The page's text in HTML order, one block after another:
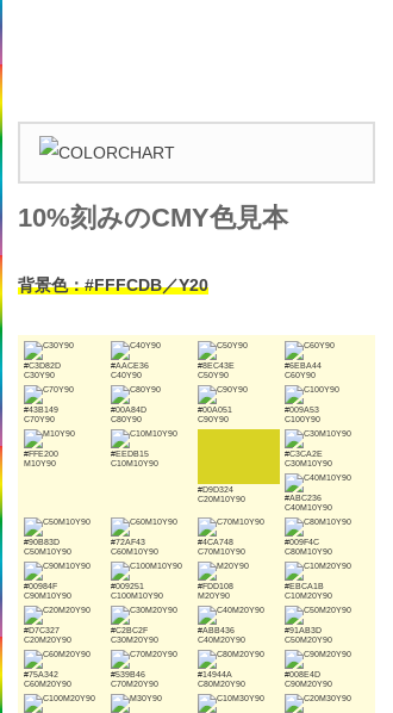
10%刻みのCMY色見本
背景色：#FFFCDB／Y20
#C3D82D
C30Y90
#AACE36
C40Y90
#8EC43E
C50Y90
#6EBA44
C60Y90
#43B149
C70Y90
#00A84D
C80Y90
#00A051
C90Y90
#009A53
C100Y90
#FFE200
M10Y90
#EEDB15
C10M10Y90
#D9D324
C20M10Y90
#C3CA2E
C30M10Y90
#ABC236
C40M10Y90
#90B83D
C50M10Y90
#72AF43
C60M10Y90
#4CA748
C70M10Y90
#009F4C
C80M10Y90
#00984F
C90M10Y90
#009251
C100M10Y90
#FDD108
M20Y90
#EBCA1B
C10M20Y90
#D7C327
C20M20Y90
#C2BC2F
C30M20Y90
#ABB436
C40M20Y90
#91AB3D
C50M20Y90
#75A342
C60M20Y90
#539B46
C70M20Y90
#14944A
C80M20Y90
#008E4D
C90M20Y90